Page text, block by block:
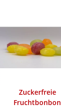
Zuckerfreie
Fruchtbonbon